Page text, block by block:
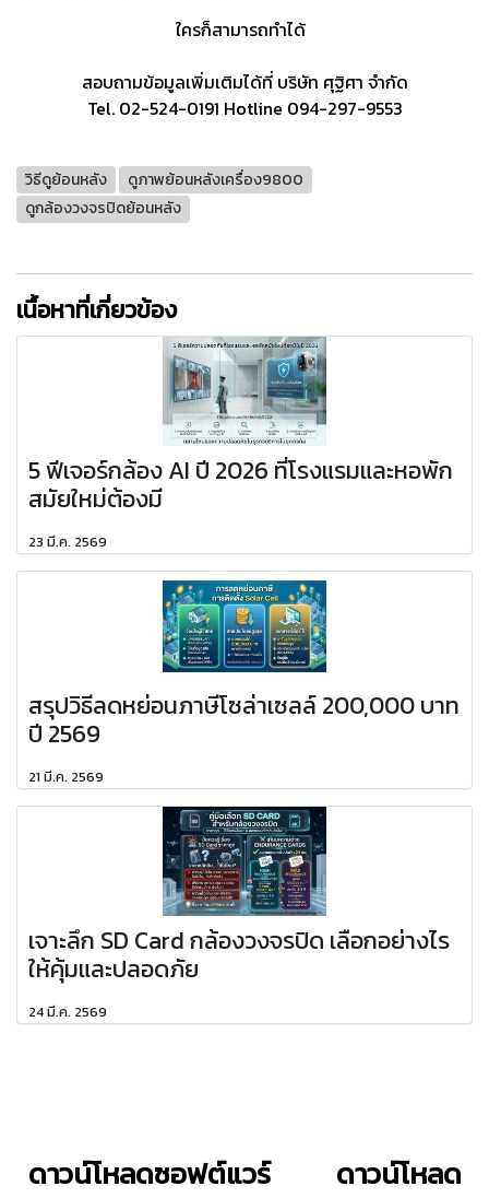
ใครก็สามารถทำได้
สอบถามข้อมูลเพิ่มเติมได้ที่ บริษัท ศุฐิศา จำกัด
Tel. 02-524-0191 Hotline 094-297-9553
วิธีดูย้อนหลัง
ดูภาพย้อนหลังเครื่อง9800
ดูกล้องวงจรปิดย้อนหลัง
เนื้อหาที่เกี่ยวข้อง
5 ฟีเจอร์กล้อง AI ปี 2026 ที่โรงแรมและหอพัก
สมัยใหม่ต้องมี
23 มี.ค. 2569
สรุปวิธีลดหย่อนภาษีโซล่าเซลล์ 200,000 บาท
ปี 2569
21 มี.ค. 2569
เจาะลึก SD Card กล้องวงจรปิด เลือกอย่างไร
ให้คุ้มและปลอดภัย
24 มี.ค. 2569
ดาวน์โหลดซอฟต์แวร์
ดาวน์โหลด